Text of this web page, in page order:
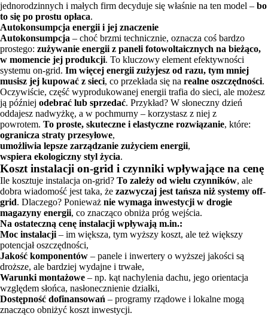
jednorodzinnych i małych firm decyduje się właśnie na ten model – bo
to się po prostu opłaca.
Autokonsumpcja energii i jej znaczenie
Autokonsumpcja – choć brzmi technicznie, oznacza coś bardzo
prostego: zużywanie energii z paneli fotowoltaicznych na bieżąco,
w momencie jej produkcji. To kluczowy element efektywności
systemu on-grid. Im więcej energii zużyjesz od razu, tym mniej
musisz jej kupować z sieci, co przekłada się na realne oszczędności.
Oczywiście, część wyprodukowanej energii trafia do sieci, ale możesz
ją później odebrać lub sprzedać. Przykład? W słoneczny dzień
oddajesz nadwyżkę, a w pochmurny – korzystasz z niej z
powrotem. To proste, skuteczne i elastyczne rozwiązanie, które:
ogranicza straty przesyłowe,
umożliwia lepsze zarządzanie zużyciem energii,
wspiera ekologiczny styl życia.
Koszt instalacji on-grid i czynniki wpływające na cenę
Ile kosztuje instalacja on-grid? To zależy od wielu czynników, ale
dobra wiadomość jest taka, że zazwyczaj jest tańsza niż systemy off-
grid. Dlaczego? Ponieważ nie wymaga inwestycji w drogie
magazyny energii, co znacząco obniża próg wejścia.
Na ostateczną cenę instalacji wpływają m.in.:
Moc instalacji – im większa, tym wyższy koszt, ale też większy
potencjał oszczędności,
Jakość komponentów – panele i inwertery o wyższej jakości są
droższe, ale bardziej wydajne i trwałe,
Warunki montażowe – np. kąt nachylenia dachu, jego orientacja
względem słońca, nasłonecznienie działki,
Dostępność dofinansowań – programy rządowe i lokalne mogą
znacząco obniżyć koszt inwestycji.